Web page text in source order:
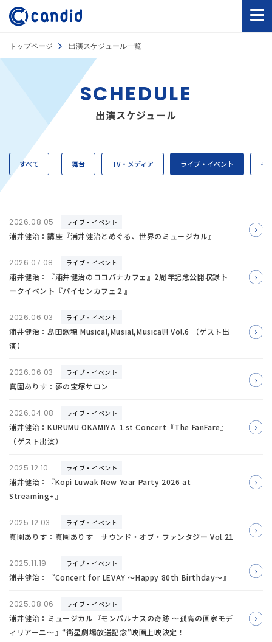
トップページ 出演スケジュール一覧
SCHEDULE
出演スケジュール
すべて 舞台 TV・メディア ライブ・イベント そ
2026.08.05 ライブ・イベント
浦井健治：講座『浦井健治とめぐる、世界のミュージカル』
2026.07.08 ライブ・イベント
浦井健治：『浦井健治のココバナカフェ』2周年記念公開収録ト
ークイベント『パイセンカフェ２』
2026.06.03 ライブ・イベント
浦井健治：島田歌穂 Musical,Musial,Musical!! Vol.6 （ゲスト出
演）
2026.06.03 ライブ・イベント
真園ありす：夢の宝塚サロン
2026.04.08 ライブ・イベント
浦井健治：KURUMU OKAMIYA １st Concert『The FanFare』
（ゲスト出演）
2025.12.10 ライブ・イベント
浦井健治：『Kopi Luwak New Year Party 2026 at
Streaming+』
2025.12.03 ライブ・イベント
真園ありす：真園ありす サウンド・オブ・ファンタジー Vol.21
2025.11.19 ライブ・イベント
浦井健治：『Concert for LEVAY ～Happy 80th Birthday～』
2025.08.06 ライブ・イベント
浦井健治：ミュージカル『モンパルナスの奇跡 ～孤高の画家モデ
ィリアーニ～』“衛星劇場放送記念”映画上映決定！